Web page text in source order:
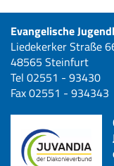
Evangelische
Liedekerker Straße
48565 Steinfurt
Tel 02551 - 93430
Fax 02551 - 934343